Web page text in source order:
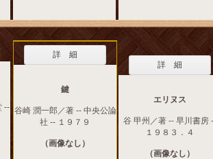
--
詳 細
鍵
谷崎 潤一郎／著 -- 中央公論
社 -- １９７９
（画像なし）
詳 細
エリヌス
谷 甲州／著 -- 早川書房
１９８３．４
（画像なし）